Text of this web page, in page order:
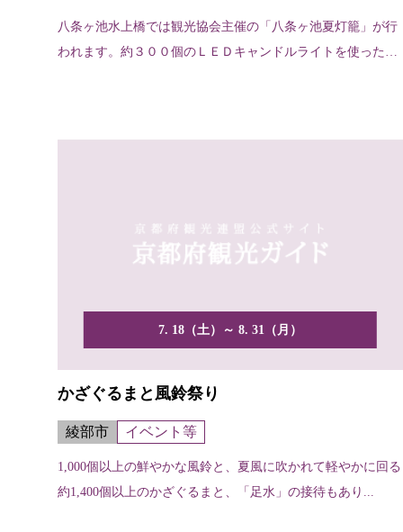
八条ヶ池水上橋では観光協会主催の「八条ヶ池夏灯籠」が行
われます。約３００個のＬＥＤキャンドルライトを使ったペ
7. 18（土）～ 8. 31（月）
かざぐるまと風鈴祭り
綾部市 イベント等
1,000個以上の鮮やかな風鈴と、夏風に吹かれて軽やかに回る
約1,400個以上のかざぐるまと、「足水」の接待もあり...